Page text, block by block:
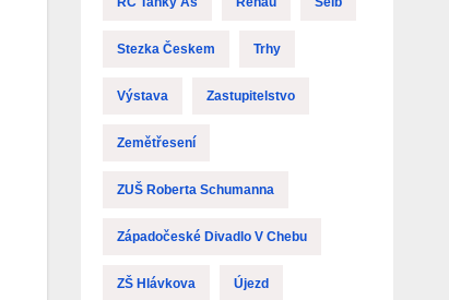
Stezka Českem Trhy
Výstava Zastupitelstvo
Zemětřesení
ZUŠ Roberta Schumanna
Západočeské Divadlo V Chebu
ZŠ Hlávkova Újezd